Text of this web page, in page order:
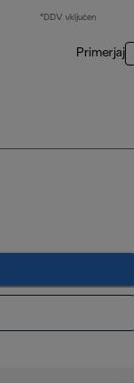
*DDV vključen
Primerjaj